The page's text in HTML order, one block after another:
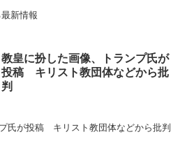
新情報
教皇に扮した画像、トランプ氏が
投稿 キリスト教団体などから批
判
氏が投稿 キリスト教団体などから批判